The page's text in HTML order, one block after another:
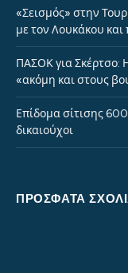
«Σεισμός» στην
με τον Λουκάκου και
ΠΑΣΟΚ για Σκέρτσο:
«ακόμη και στους
Επίδομα σίτισης
δικαιούχοι
ΠΡΌΣΦΑΤΑ